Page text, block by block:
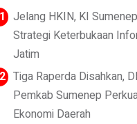
Jelang HKIN, KI
Strategi Keterbukaan
Jatim
Tiga Raperda Disahkan,
Pemkab Sumenep
Ekonomi Daerah